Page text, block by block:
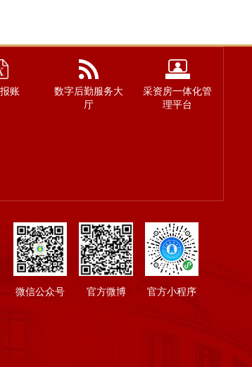
账
数字后勤服务大
厅
采资房一体化管
理平台
微信公众号 官方微博 官方小程序